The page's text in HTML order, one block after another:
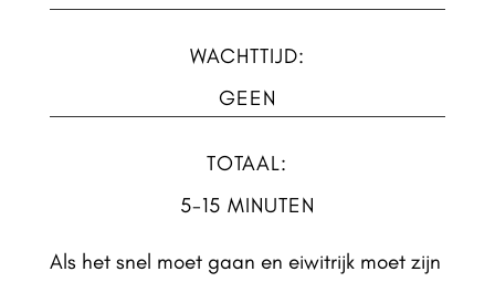
WACHTTIJD:
GEEN
TOTAAL:
5-15 MINUTEN
Als het snel moet gaan en eiwitrijk moet zijn